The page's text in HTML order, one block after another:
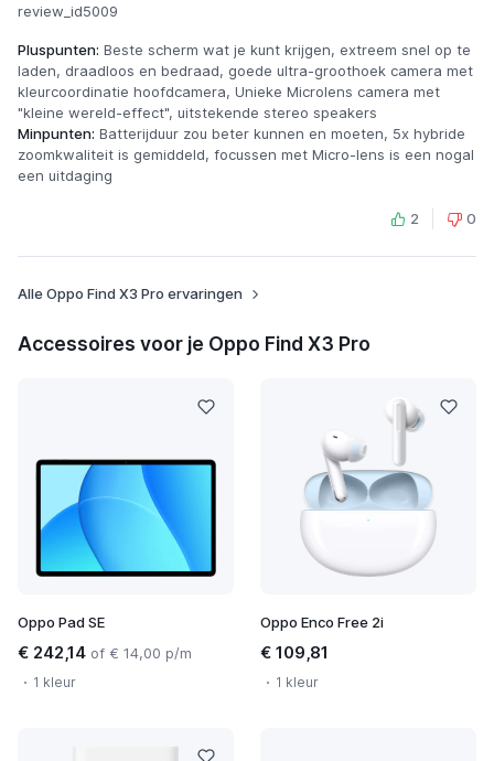
review_id5009
Pluspunten: Beste scherm wat je kunt krijgen, extreem snel op te
laden, draadloos en bedraad, goede ultra-groothoek camera met
kleurcoordinatie hoofdcamera, Unieke Microlens camera met
"kleine wereld-effect", uitstekende stereo speakers
Minpunten: Batterijduur zou beter kunnen en moeten, 5x hybride
zoomkwaliteit is gemiddeld, focussen met Micro-lens is een nogal
een uitdaging
2 0
Alle Oppo Find X3 Pro ervaringen
Accessoires voor je Oppo Find X3 Pro
Oppo Pad SE
€ 242,14 of € 14,00 p/m
1 kleur
Oppo Enco Free 2i
€ 109,81
1 kleur